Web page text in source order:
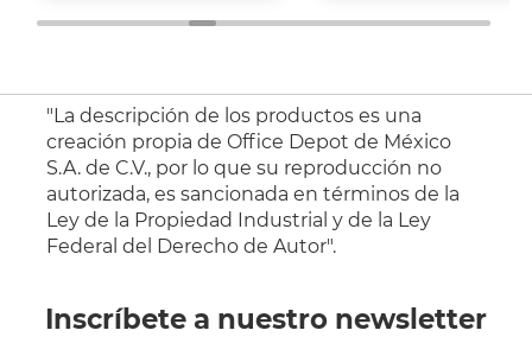
"La descripción de los productos es una
creación propia de Office Depot de México
S.A. de C.V., por lo que su reproducción no
autorizada, es sancionada en términos de la
Ley de la Propiedad Industrial y de la Ley
Federal del Derecho de Autor".
Inscríbete a nuestro newsletter